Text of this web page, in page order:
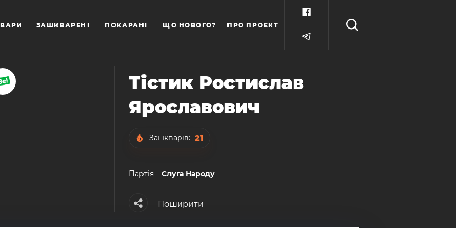
ЗАШКВАРЕНІ ПОКАРАНІ ЩО НОВОГО? ПРО ПРОЕКТ
Тістик Ростислав
Ярославович
Зашкварів: 21
Партiя Слуга Народу
Поширити